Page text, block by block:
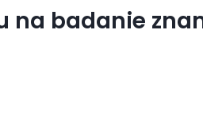
na badanie